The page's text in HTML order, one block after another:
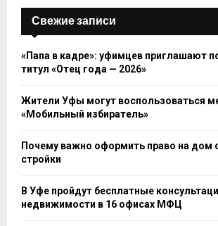
Свежие записи
«Папа в кадре»: уфимцев приглашают
титул «Отец года — 2026»
Жители Уфы могут воспользоваться
«Мобильный избиратель»
Почему важно оформить право на дом
стройки
В Уфе пройдут бесплатные
недвижимости в 16 офисах МФЦ